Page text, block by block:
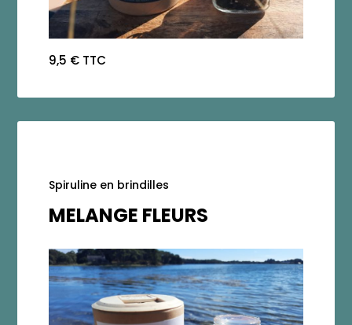
9,5 € TTC
Spiruline en brindilles
MELANGE FLEURS